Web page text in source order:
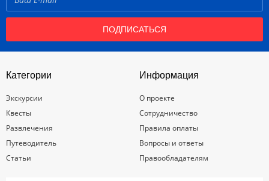
ПОДПИСАТЬСЯ
Категории
Экскурсии
Квесты
Развлечения
Путеводитель
Статьи
Информация
О проекте
Сотрудничество
Правила оплаты
Вопросы и ответы
Правообладателям